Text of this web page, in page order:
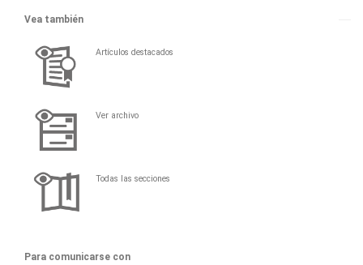
Vea también
Artículos destacados
Ver archivo
Todas las secciones
Para comunicarse con